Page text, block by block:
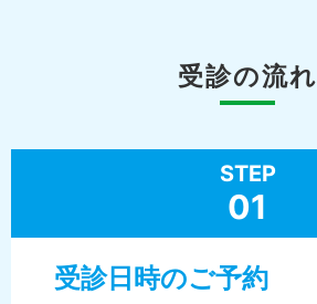
受診の流れ
STEP
01
受診日時のご予約